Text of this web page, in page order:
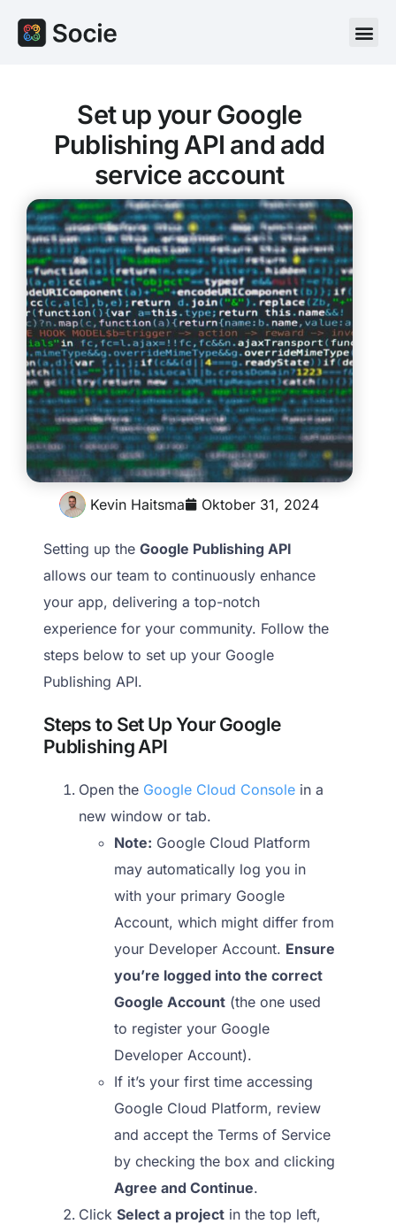
Set up your Google
Publishing API and add
service account
Kevin Haitsma Oktober 31, 2024
Setting up the Google Publishing API
allows our team to continuously enhance
your app, delivering a top-notch
experience for your community. Follow the
steps below to set up your Google
Publishing API.
Steps to Set Up Your Google
Publishing API
Open the Google Cloud Consolein a
new window or tab.
Note: Google Cloud Platform
may automatically log you in
with your primary Google
Account, which might differ from
your Developer Account. Ensure
you’re logged into the correct
Google Account(the one used
to register your Google
Developer Account).
If it’s your first time accessing
Google Cloud Platform, review
and accept the Terms of Service
by checking the box and clicking
Agree and Continue.
Click Select a projectin the top left,